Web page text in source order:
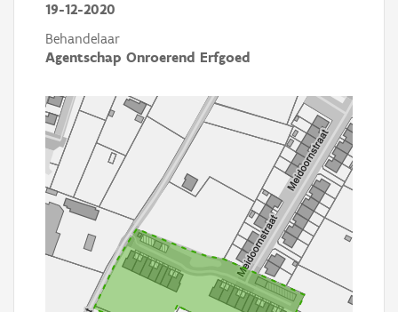
19-12-2020
Behandelaar
Agentschap Onroerend Erfgoed